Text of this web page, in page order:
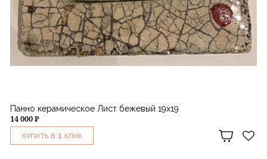
Панно керамическое Лист бежевый 19х19
14 000 ₽
КУПИТЬ В 1 КЛИК